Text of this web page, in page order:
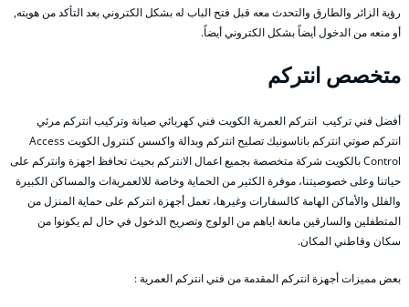
رؤية الزائر والطارق والتحدث معه قبل فتح الباب له بشكل الكتروني بعد التأكد من هويته,
أو منعه من الدخول أيضاً بشكل الكتروني أيضاً.
متخصص انتركم
أفضل فني تركيب انتركم العمرية الكويت فني كهربائي صيانة وتركيب انتركم مرئي
انتركم صوتي انتركم باناسونيك تصليح انتركم وبدالة واكسس كنترول الكويت Access
Control بالكويت شركة متخصصة بجميع اعمال الانتركم بحيث تحافظ اجهزة وانتركم على
حياتنا وعلى خصوصيتنا، موفرة الكثير من الحماية وخاصة للالعمريةات والمساكن الكبيرة
والفلل والأماكن الهامة كالسفارات وغيرها، تعمل أجهزة انتركم على حماية المنزل من
المتطفلين والسارقين مانعة اياهم من الولوج وتصريح الدخول في حال لم يكونوا من
سكان وقاطني المكان.
بعض مميزات أجهزة انتركم المقدمة من فني انتركم العمرية :